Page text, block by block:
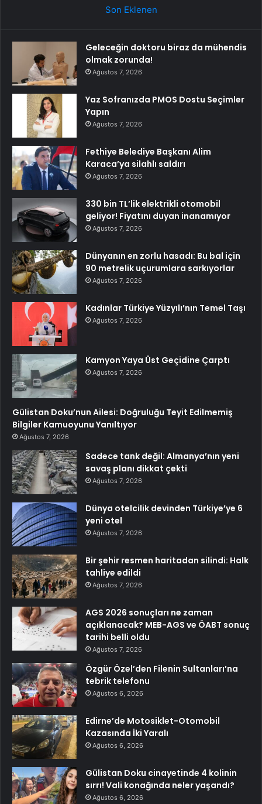
Son Eklenen
Geleceğin doktoru biraz da mühendis
olmak zorunda!
Ağustos 7, 2026
Yaz Sofranızda PMOS Dostu Seçimler
Yapın
Ağustos 7, 2026
Fethiye Belediye Başkanı Alim
Karaca’ya silahlı saldırı
Ağustos 7, 2026
330 bin TL’lik elektrikli otomobil
geliyor! Fiyatını duyan inanamıyor
Ağustos 7, 2026
Dünyanın en zorlu hasadı: Bu bal için
90 metrelik uçurumlara sarkıyorlar
Ağustos 7, 2026
Kadınlar Türkiye Yüzyılı’nın Temel Taşı
Ağustos 7, 2026
Kamyon Yaya Üst Geçidine Çarptı
Ağustos 7, 2026
Gülistan Doku’nun Ailesi: Doğruluğu Teyit Edilmemiş
Bilgiler Kamuoyunu Yanıltıyor
Ağustos 7, 2026
Sadece tank değil: Almanya’nın yeni
savaş planı dikkat çekti
Ağustos 7, 2026
Dünya otelcilik devinden Türkiye’ye 6
yeni otel
Ağustos 7, 2026
Bir şehir resmen haritadan silindi: Halk
tahliye edildi
Ağustos 7, 2026
AGS 2026 sonuçları ne zaman
açıklanacak? MEB-AGS ve ÖABT sonuç
tarihi belli oldu
Ağustos 7, 2026
Özgür Özel’den Filenin Sultanları’na
tebrik telefonu
Ağustos 6, 2026
Edirne’de Motosiklet-Otomobil
Kazasında İki Yaralı
Ağustos 6, 2026
Gülistan Doku cinayetinde 4 kolinin
sırrı! Vali konağında neler yaşandı?
Ağustos 6, 2026